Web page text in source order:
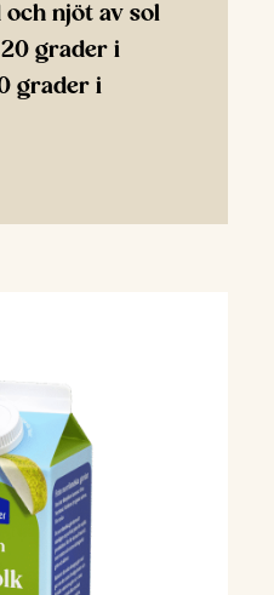
njöt av sol
grader i
grader i